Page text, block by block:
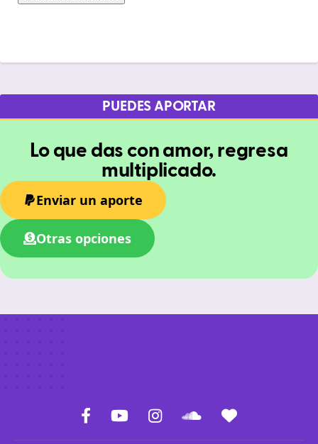
PUEDES APORTAR
Lo que das con amor, regresa
multiplicado.
Enviar un aporte
Otras opciones